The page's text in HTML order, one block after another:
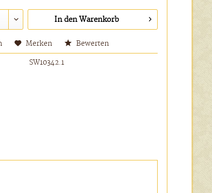
In den Warenkorb
Merken Bewerten
SW10342.1